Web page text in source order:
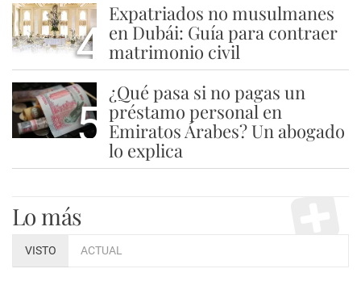
4
Expatriados no musulmanes
en Dubái: Guía para contraer
matrimonio civil
5
¿Qué pasa si no pagas un
préstamo personal en
Emiratos Árabes? Un abogado
lo explica
Lo más
VISTO ACTUAL